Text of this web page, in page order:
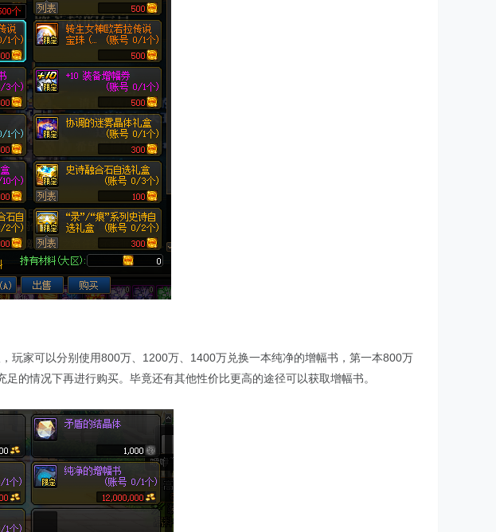
玩家可以分别使用800万、1200万、1400万兑换一本纯净的增幅书，第一本800万
的情况下再进行购买。毕竟还有其他性价比更高的途径可以获取增幅书。